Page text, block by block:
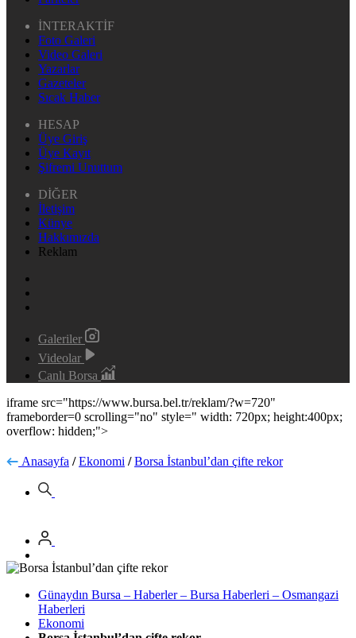
İNTERAKTİF
Foto Galeri
Video Galeri
Yazarlar
Gazeteler
Sıcak Haber
HESAP
Üye Giriş
Üye Kayıt
Şifremi Unuttum
DİĞER
İletişim
Künye
Hakkımızda
Reklam
Galeriler
Videolar
Canlı Borsa
iframe src="https://www.bursa.bel.tr/reklam/?w=720"
frameborder=0 scrolling="no" style=" width: 720px; height:400px;
overflow: hidden;">
Anasayfa / Ekonomi / Borsa İstanbul’dan çifte rekor
Günaydın Bursa – Haberler – Bursa Haberleri – Osmangazi
Haberleri
Ekonomi